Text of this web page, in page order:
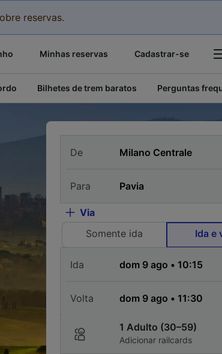
reservas.
Minhas reservas Cadastrar-se
Bilhetes de trem baratos Perguntas
De
Para
Via
Somente ida
Ida e
Ida
Volta
1 Adulto (30–59)
Adicionar railcards